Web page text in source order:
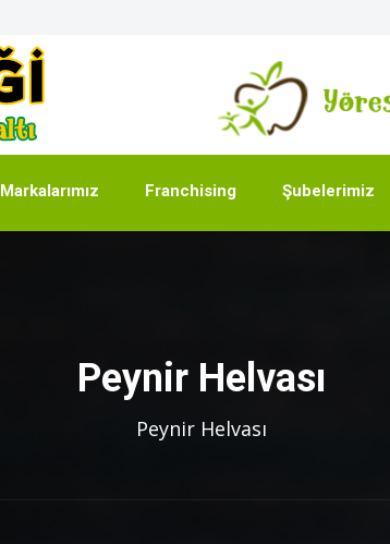
Markalarımız Franchising Şubelerimiz
Peynir Helvası
Peynir Helvası